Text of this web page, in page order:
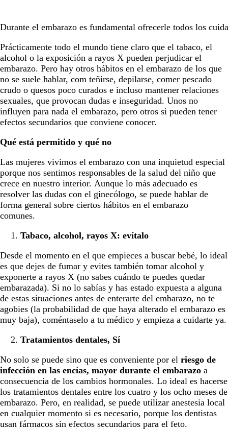
Durante el embarazo es fundamental ofrecerle todos los
Prácticamente todo el mundo tiene claro que el tabaco, el
alcohol o la exposición a rayos X pueden perjudicar el
embarazo. Pero hay otros hábitos en el embarazo de los que
no se suele hablar, com teñirse, depilarse, comer pescado
crudo o quesos poco curados e incluso mantener relaciones
sexuales, que provocan dudas e inseguridad. Unos no
influyen para nada el embarazo, pero otros si pueden tener
efectos secundarios que conviene conocer.
Qué está permitido y qué no
Las mujeres vivimos el embarazo con una inquietud especial
porque nos sentimos responsables de la salud del niño que
crece en nuestro interior. Aunque lo más adecuado es
resolver las dudas con el ginecólogo, se puede hablar de
forma general sobre ciertos hábitos en el embarazo
comunes.
Tabaco, alcohol, rayos X: evítalo
Desde el momento en el que empieces a buscar bebé, lo ideal
es que dejes de fumar y evites también tomar alcohol y
exponerte a rayos X (no sabes cuándo te puedes quedar
embarazada). Si no lo sabías y has estado expuesta a alguna
de estas situaciones antes de enterarte del embarazo, no te
agobies (la probabilidad de que haya alterado el embarazo es
muy baja), coméntaselo a tu médico y empieza a cuidarte ya.
Tratamientos dentales, Sí
No solo se puede sino que es conveniente por el riesgo de
infección en las encías, mayor durante el embarazo a
consecuencia de los cambios hormonales. Lo ideal es hacerse
los tratamientos dentales entre los cuatro y los ocho meses de
embarazo. Pero, en realidad, se puede utilizar anestesia local
en cualquier momento si es necesario, porque los dentistas
usan fármacos sin efectos secundarios para el feto.